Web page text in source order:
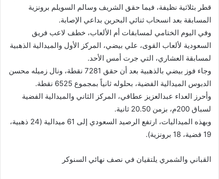
قطر بثلاثية نظيفة، فيما حقق الشريف وسالم السويلم برونزية
المسابقة بعد انسحاب ثنائي البحرين بداعي الإصابة.
وفي اليوم الختامي لمسابقات أم الألعاب، خطف لاعب فريق
السعودية لألعاب القوى، علي بيضي، المركز الأول والميدالية الذهبية
لمسابقة العشاري، التي جرت أمس الأحد.
وجاء فوز بيضي بالذهبية بعد أن حقق 7281 نقطة، ونال زميله محسن
الدبوس الميدالية الفضية، بحلوله ثانياً بمجموع 6525 نقطة.
وأحرز العداء عبدالعزيز عطافي، المركز الثاني والميدالية الفضية
لسباق 200م، بزمن 20.50 ثانية.
وبهذه الميداليات، ارتفع الرصيد السعودي إلى 61 ميدالية (24 ذهبية،
19 فضية، 18 برونزية).
القباني والشمري يلتقيان في نصف نهائي السنوكر